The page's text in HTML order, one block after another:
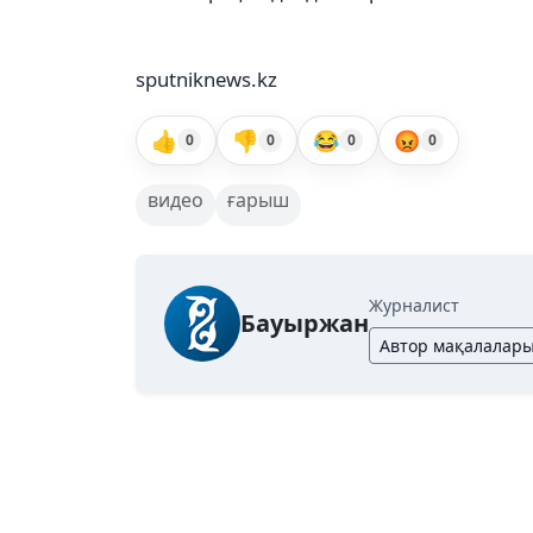
sputniknews.kz
👍 0 👎 0 😂 0 😡 0
видео ғарыш
Бауыржан
Журналист
Автор